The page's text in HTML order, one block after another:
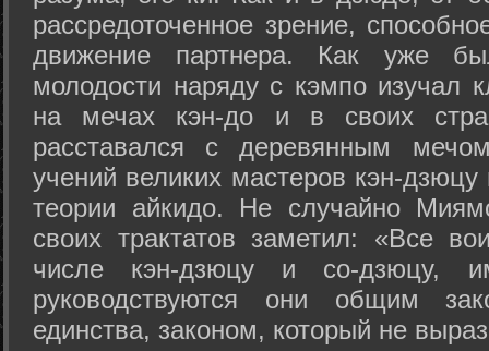
рассредоточенное зрение,
движение партнера. Как уже
молодости наряду с кэмпо изучал
на мечах кэн-до и в своих
расставался с деревянным
учений великих мастеров кэн-
теории айкидо. Не случайно
своих трактатов заметил: «Все
числе кэн-дзюцу и со-дзюцу,
руководствуются они общим
единства, законом, который не